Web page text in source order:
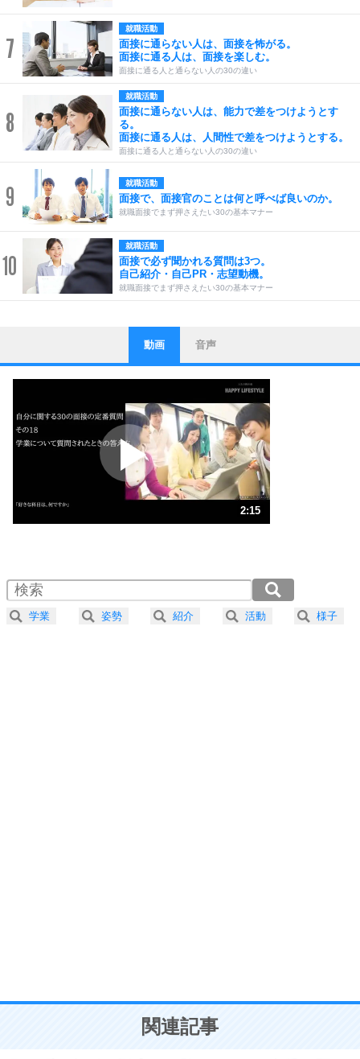
7
就職活動
面接に通らない人は、面接を怖がる。
面接に通る人は、面接を楽しむ。
面接に通る人と通らない人の30の違い
8
就職活動
面接に通らない人は、能力で差をつけようとす
る。
面接に通る人は、人間性で差をつけようとする。
面接に通る人と通らない人の30の違い
9 就職活動
面接で、面接官のことは何と呼べば良いのか。
就職面接でまず押さえたい30の基本マナー
10
就職活動
面接で必ず聞かれる質問は3つ。
自己紹介・自己PR・志望動機。
就職面接でまず押さえたい30の基本マナー
1
ストレス対策
他人と比べない。
いっそのこと、他人を見ない。
いらいらしない人になる30の方法
プラス思考
ポジティブになれない原因は、行動しないから。
ポジティブ思考になる30の方法
ストレス対策
人生、なんとかなるもの。
気楽に生きる30の方法
4 器の大きい人は、怒りを優しさで表現する。
プラス思考
ことが大切。
動画 音声
2:15
2.0倍速 （265KB 1分7秒）
2.5倍速 （212KB 54秒）
3.0倍速 （177KB 45秒）
学業 姿勢 紹介 活動 様子
関連記事